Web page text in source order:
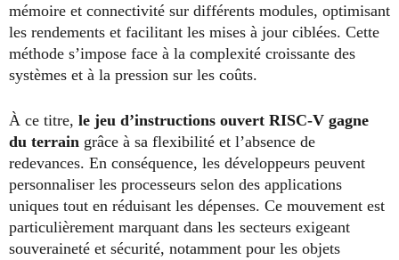
mémoire et connectivité sur différents modules, optimisant
les rendements et facilitant les mises à jour ciblées. Cette
méthode s’impose face à la complexité croissante des
systèmes et à la pression sur les coûts.
À ce titre, le jeu d’instructions ouvert RISC-V gagne
du terrain grâce à sa flexibilité et l’absence de
redevances. En conséquence, les développeurs peuvent
personnaliser les processeurs selon des applications
uniques tout en réduisant les dépenses. Ce mouvement est
particulièrement marquant dans les secteurs exigeant
souveraineté et sécurité, notamment pour les objets